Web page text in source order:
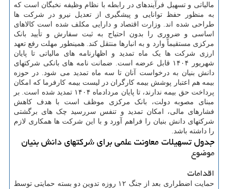
مالیاتی و تسهیل فرآیندهای در رابطه با نظام وظیفه نخبگان است که
به منظور حفظ توانایی و پیشگیری از تعدیل نیرو در شرکت ها
طراحی شده اند. وزارت اقتصاد و دارایی مکلف شده است کالاهای
اساسی و ضروری را بدون احتیاج به ثبت سفارش و تأیید بانک
مرکزی مستقیماً وارد و به انبارها منتقل کند. همینطور مهلت رفع تعهد
ارزی شرکت ها یک ماه تمدید و اظهارنامه های مالیاتی تا پایان
شهریور ۱۴۰۴ قابل عرضه است. ضمانت نامه های بانکی شرکتهای
دانش بنیان به درخواست آنان تا سه ماه تمدید می شود. در حوزه
بیمه هم اعتبار پوشش بیمه کارگران در لیست بیمه کارفرما که امکان
پرداخت حق بیمه ندارند، تا پایان مردادماه ۱۴۰۴ تمدید شده است. بر
مبنای مصوبه دولت، بانک مرکزی موظف است با هدف کاهش
فشارهای مالی، امکان تمدید و تنفس سررسید چک های برگشتی
شرکتهای دانش بنیان را فراهم آورد و با این شرکت ها همکاری لازم
را داشته باشد.
جدول تسهیلات معاونت علمی برای شرکتهای دانش بنیان
موضوع
اقدامات
حمایت اضطراری بعد از جنگ ۱۲ روزه تدوین دو بسته حمایتی توسط